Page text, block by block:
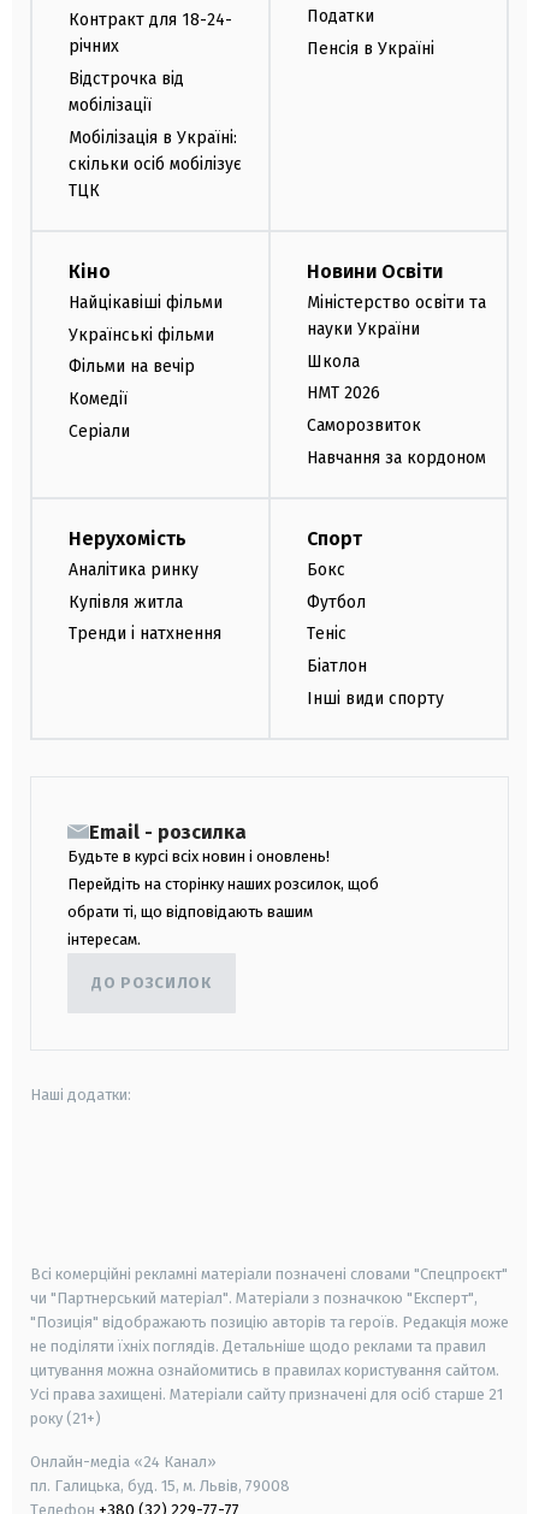
Контракт для 18-24-
річних
Відстрочка від
мобілізації
Мобілізація в Україні:
скільки осіб мобілізує
ТЦК
Податки
Пенсія в Україні
Кіно
Найцікавіші фільми
Українські фільми
Фільми на вечір
Комедії
Серіали
Новини Освіти
Міністерство освіти та
науки України
Школа
НМТ 2026
Саморозвиток
Навчання за кордоном
Нерухомість
Аналітика ринку
Купівля житла
Тренди і натхнення
Спорт
Бокс
Футбол
Теніс
Біатлон
Інші види спорту
Email - розсилка
Будьте в курсі всіх новин і оновлень!
Перейдіть на сторінку наших розсилок, щоб
обрати ті, що відповідають вашим
інтересам.
ДО РОЗСИЛОК
Наші додатки:
Всі комерційні рекламні матеріали позначені словами "Спецпроєкт"
чи "Партнерський матеріал". Матеріали з позначкою "Експерт",
"Позиція" відображають позицію авторів та героїв. Редакція може
не поділяти їхніх поглядів. Детальніше щодо реклами та правил
цитування можна ознайомитись в правилах користування сайтом.
Усі права захищені. Матеріали сайту призначені для осіб старше 21
року (21+)
Онлайн-медіа «24 Канал»
пл. Галицька, буд. 15, м. Львів, 79008
Телефон +380 (32) 229-77-77